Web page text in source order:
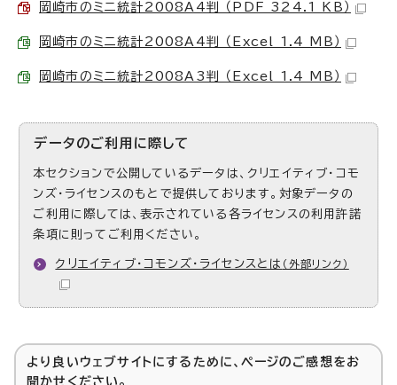
岡崎市のミニ統計2008A4判 （PDF 324.1 KB）
岡崎市のミニ統計2008A4判 （Excel 1.4 MB）
岡崎市のミニ統計2008A3判 （Excel 1.4 MB）
データのご利用に際して
本セクションで公開しているデータは、クリエイティブ・コモ
ンズ・ライセンスのもとで提供しております。対象データの
ご利用に際しては、表示されている各ライセンスの利用許諾
条項に則ってご利用ください。
クリエイティブ・コモンズ・ライセンスとは （外部リンク）
より良いウェブサイトにするために、ページのご感想をお
聞かせください。